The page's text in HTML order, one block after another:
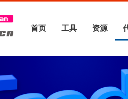
首页 工具 资源